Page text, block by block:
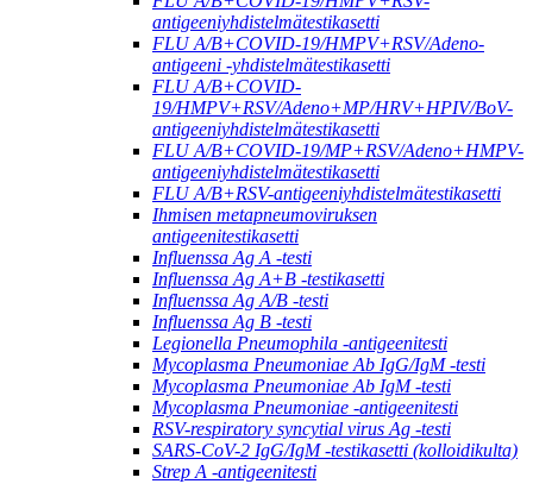
antigeeniyhdistelmätestikasetti
FLU A/B+COVID-19/HMPV+RSV/Adeno-
antigeeni -yhdistelmätestikasetti
FLU A/B+COVID-
19/HMPV+RSV/Adeno+MP/HRV+HPIV/BoV-
antigeeniyhdistelmätestikasetti
FLU A/B+COVID-19/MP+RSV/Adeno+HMPV-
antigeeniyhdistelmätestikasetti
FLU A/B+RSV-antigeeniyhdistelmätestikasetti
Ihmisen metapneumoviruksen
antigeenitestikasetti
Influenssa Ag A -testi
Influenssa Ag A+B -testikasetti
Influenssa Ag A/B -testi
Influenssa Ag B -testi
Legionella Pneumophila -antigeenitesti
Mycoplasma Pneumoniae Ab IgG/IgM -testi
Mycoplasma Pneumoniae Ab IgM -testi
Mycoplasma Pneumoniae -antigeenitesti
RSV-respiratory syncytial virus Ag -testi
SARS-CoV-2 IgG/IgM -testikasetti (kolloidikulta)
Strep A -antigeenitesti